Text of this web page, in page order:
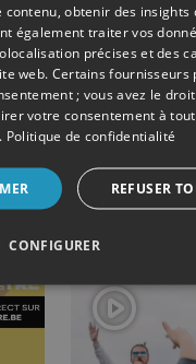
CULTURE
au 12
obtenir des insights
également traiter vos
précises et des
web. Certains
; vous avez le
votre consentement à
. Politique de confidentialité
REFUSER
CONFIGURER